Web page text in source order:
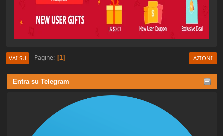
Entra su Telegram
VAI SU Pagine 1 AZIONI